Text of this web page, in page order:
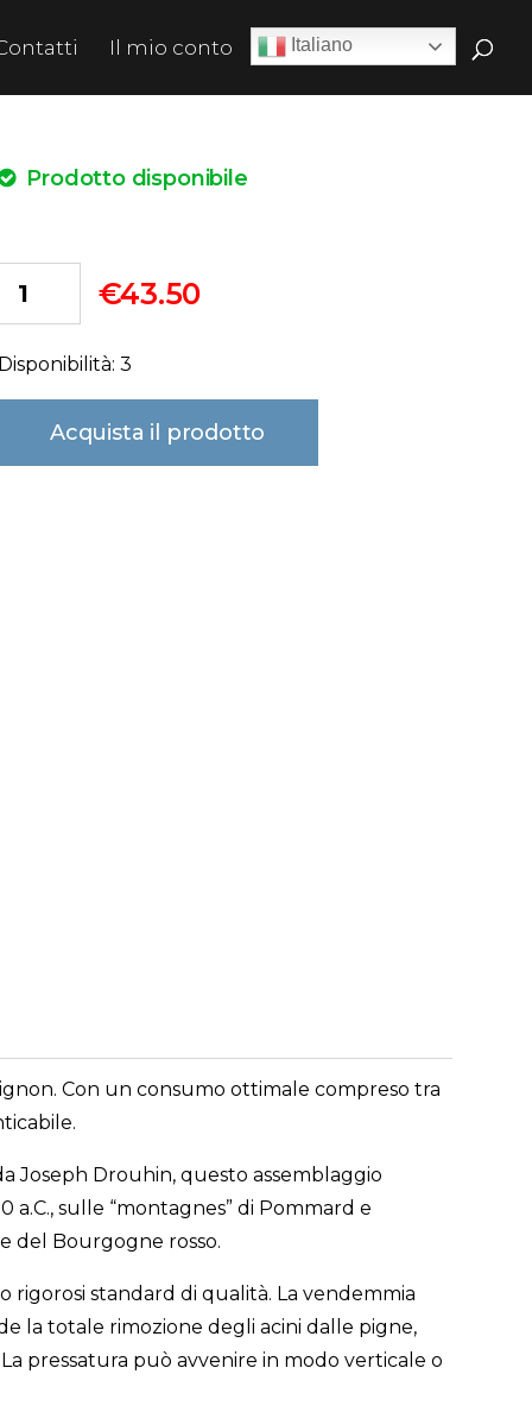
Il mio conto
Prodotto disponibile
€43.50
3
Acquista il prodotto
Con un consumo ottimale compreso tra
Joseph Drouhin, questo assemblaggio
sulle “montagnes” di Pommard e
del Bourgogne rosso.
standard di qualità. La vendemmia
la totale rimozione degli acini dalle pigne,
pressatura può avvenire in modo verticale o
Italiano